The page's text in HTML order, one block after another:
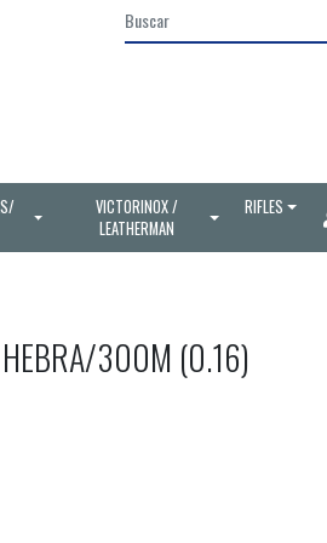
VICTORINOX /
LEATHERMAN
RIFLES
300M (0.16)